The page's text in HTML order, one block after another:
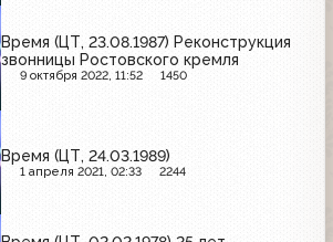
Время (ЦТ, 23.08.1987) Реконструкция
звонницы Ростовского кремля
9 октября 2022, 11:52 1450
Время (ЦТ, 24.03.1989)
1 апреля 2021, 02:33 2244